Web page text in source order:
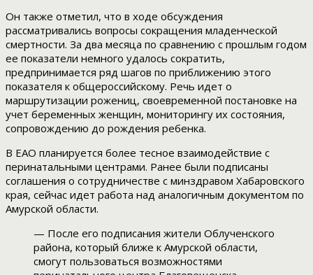
Он также отметил, что в ходе обсуждения
рассматривались вопросы сокращения младенческой
смертности. За два месяца по сравнению с прошлым годом
ее показатели немного удалось сократить,
предпринимается ряд шагов по приближению этого
показателя к общероссийскому. Речь идет о
маршрутизации рожениц, своевременной постановке на
учет беременных женщин, мониторингу их состояния,
сопровождению до рождения ребенка.
В ЕАО планируется более тесное взаимодействие с
перинатальными центрами. Ранее были подписаны
соглашения о сотрудничестве с минздравом Хабаровского
края, сейчас идет работа над аналогичным документом по
Амурской области.
— После его подписания жители Облученского
района, который ближе к Амурской области,
смогут пользоваться возможностями